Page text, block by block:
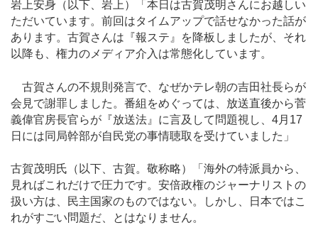
岩上安身（以下、岩上）「本日は古賀茂明さんにお越しい
ただいています。前回はタイムアップで話せなかった話が
あります。古賀さんは『報ステ』を降板しましたが、それ
以降も、権力のメディア介入は常態化しています。
古賀さんの不規則発言で、なぜかテレ朝の吉田社長らが
会見で謝罪しました。番組をめぐっては、放送直後から菅
義偉官房長官らが『放送法』に言及して問題視し、4月17
日には同局幹部が自民党の事情聴取を受けていました」
古賀茂明氏（以下、古賀。敬称略）「海外の特派員から、
見ればこれだけで圧力です。安倍政権のジャーナリストの
扱い方は、民主国家のものではない。しかし、日本ではこ
れがすごい問題だ、とはなりません。